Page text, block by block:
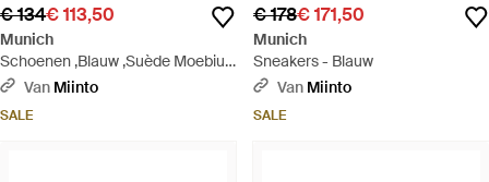
€ 134€ 113,50
Munich
Schoenen ,Blauw ,Suède Moebius
05 Suède Schoenen - Blauw
Van Miinto
SALE
€ 178€ 171,50
Munich
Sneakers - Blauw
Van Miinto
SALE